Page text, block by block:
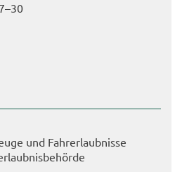
und Fahr­erlaub­nis­se